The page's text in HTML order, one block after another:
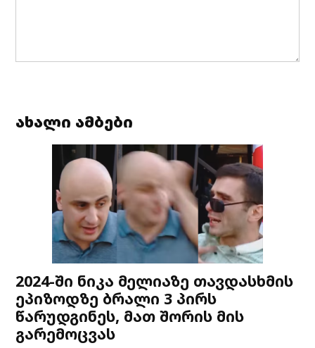
ახალი ამბები
2024-ში ნიკა მელიაზე თავდასხმის
ეპიზოდზე ბრალი 3 პირს
წარუდგინეს, მათ შორის მის
გარემოცვას